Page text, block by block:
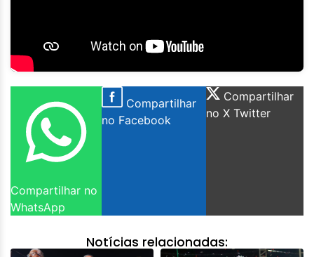
Compartilhar no
WhatsApp
Compartilhar
no Facebook
Compartilhar
no X Twitter
Notícias relacionadas: